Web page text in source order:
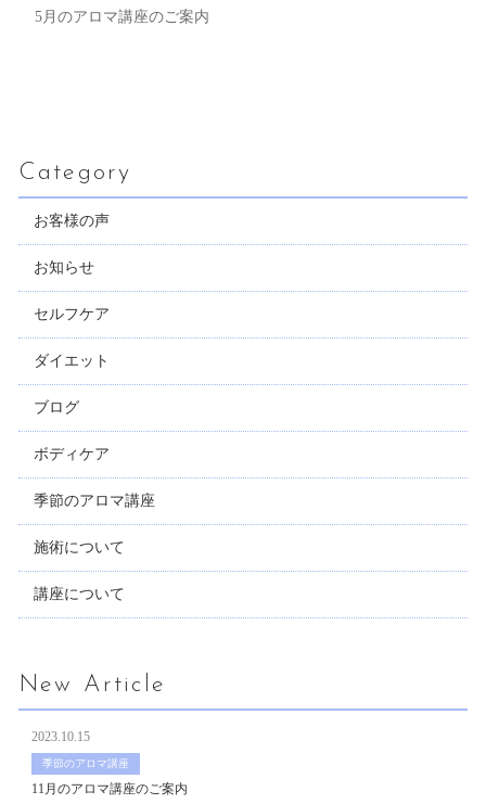
5月のアロマ講座のご案内
Category
お客様の声
お知らせ
セルフケア
ダイエット
ブログ
ボディケア
季節のアロマ講座
施術について
講座について
New Article
2023.10.15
季節のアロマ講座
11月のアロマ講座のご案内